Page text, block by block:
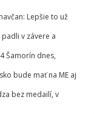
Lepšie to už
padli v závere a
Šamorín dnes,
bude mať na ME aj
bez medailí, v